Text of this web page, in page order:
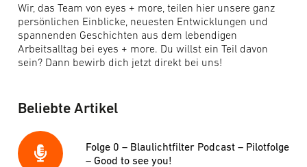
Wir, das Team von eyes + more, teilen hier unsere ganz
persönlichen Einblicke, neuesten Entwicklungen und
spannenden Geschichten aus dem lebendigen
Arbeitsalltag bei eyes + more. Du willst ein Teil davon
sein? Dann bewirb dich jetzt direkt bei uns!
Beliebte Artikel
Folge 0 – Blaulichtfilter Podcast – Pilotfolge
– Good to see you!